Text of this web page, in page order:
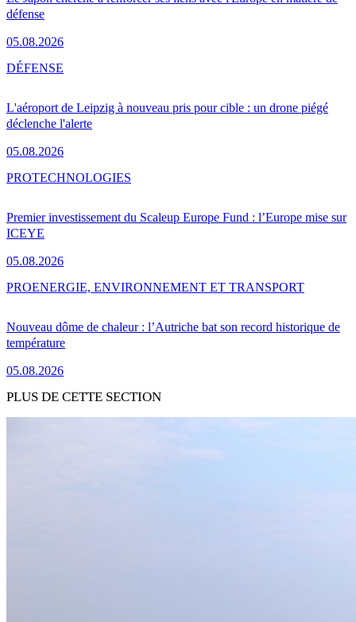
défense
05.08.2026
L'aéroport de Leipzig à nouveau pris pour cible : un drone piégé
déclenche l'alerte
05.08.2026
DÉFENSE
Premier investissement du Scaleup Europe Fund : l’Europe mise sur
ICEYE
05.08.2026
PROTECHNOLOGIES
Nouveau dôme de chaleur : l’Autriche bat son record historique de
température
05.08.2026
PROENERGIE, ENVIRONNEMENT ET TRANSPORT
PLUS DE CETTE SECTION